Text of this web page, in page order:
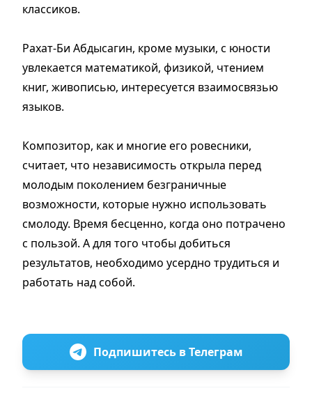
классиков.
Рахат-Би Абдысагин, кроме музыки, с юности
увлекается математикой, физикой, чтением
книг, живописью, интересуется взаимосвязью
языков.
Композитор, как и многие его ровесники,
считает, что независимость открыла перед
молодым поколением безграничные
возможности, которые нужно использовать
смолоду. Время бесценно, когда оно потрачено
с пользой. А для того чтобы добиться
результатов, необходимо усердно трудиться и
работать над собой.
Подпишитесь в Телеграм